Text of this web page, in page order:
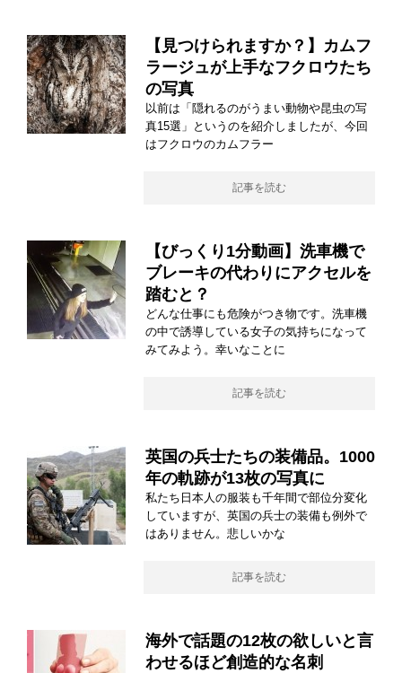
【見つけられますか？】カムフ
ラージュが上手なフクロウたち
の写真
以前は「隠れるのがうまい動物や昆虫の写
真15選」というのを紹介しましたが、今回
はフクロウのカムフラー
記事を読む
【びっくり1分動画】洗車機で
ブレーキの代わりにアクセルを
踏むと？
どんな仕事にも危険がつき物です。洗車機
の中で誘導している女子の気持ちになって
みてみよう。幸いなことに
記事を読む
英国の兵士たちの装備品。1000
年の軌跡が13枚の写真に
私たち日本人の服装も千年間で部位分変化
していますが、英国の兵士の装備も例外で
はありません。悲しいかな
記事を読む
海外で話題の12枚の欲しいと言
わせるほど創造的な名刺